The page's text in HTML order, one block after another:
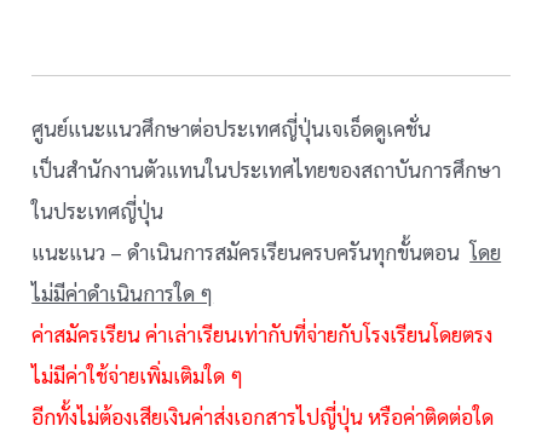
ศูนย์แนะแนวศึกษาต่อประเทศญี่ปุ่นเจเอ็ดดูเคชั่น
เป็นสำนักงานตัวแทนในประเทศไทยของสถาบันการศึกษา
ในประเทศญี่ปุ่น
แนะแนว – ดำเนินการสมัครเรียนครบครันทุกขั้นตอนโดย
ไม่มีค่าดำเนินการใด ๆ
ค่าสมัครเรียน ค่าเล่าเรียนเท่ากับที่จ่ายกับโรงเรียนโดยตรง
ไม่มีค่าใช้จ่ายเพิ่มเติมใด ๆ
อีกทั้งไม่ต้องเสียเงินค่าส่งเอกสารไปญี่ปุ่น หรือค่าติดต่อใด